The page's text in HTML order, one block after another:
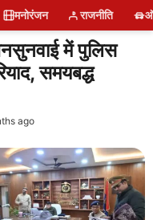
मनोरंजन राजनीति
में पुलिस
समयबद्ध
ago